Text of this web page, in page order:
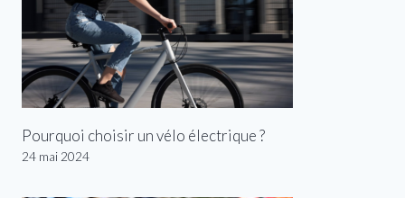
Pourquoi choisir un vélo électrique ?
24 mai 2024